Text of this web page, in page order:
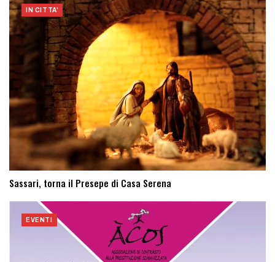
IN CITTA'
Sassari, torna il Presepe di Casa Serena
EVENTI